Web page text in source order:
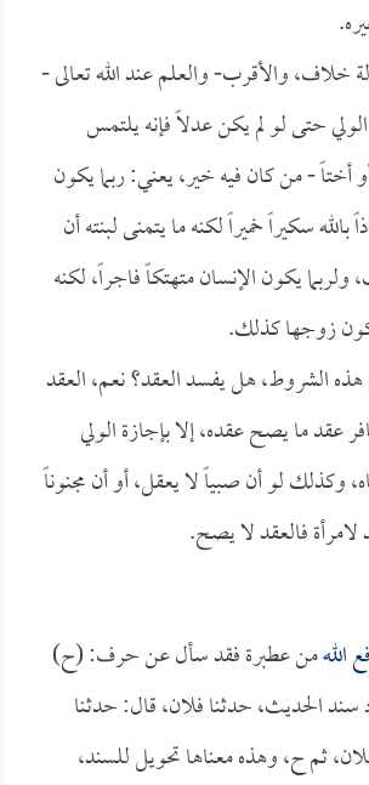
خلاف، والأقرب- والعلم عند الله تعالى -
حتى لو لم يكن عدلاً فإنه يلتمس
أختاً - من كان فيه خير، يعني: ربما يكون
بالله سكيراً خميراً لكنه ما يتمنى لبنته أن
يكون الإنسان متهتكاً فاجراً، لكنه
زوجها كذلك.
الشروط، هل يفسد العقد؟ نعم، العقد
عقد ما يصح عقده، إلا بإجازة الولي
وكذلك لو أن صبياً لا يعقل، أو أن مجنوناً
فالعقد لا يصح.
اللهمن عطبرة فقد سأل عن حرف: (ح)
الحديث، حدثنا فلان، قال: حدثنا
ثم ح، وهذه معناها تحويل للسند،